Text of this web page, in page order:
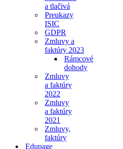
a tlačivá
Preukazy
ISIC
GDPR
Zmluvy a
faktúry 2023
Rámcové
dohody
Zmluvy
a faktúry
2022
Zmluvy
a faktúry
2021
Zmluvy,
faktúry
Edupage